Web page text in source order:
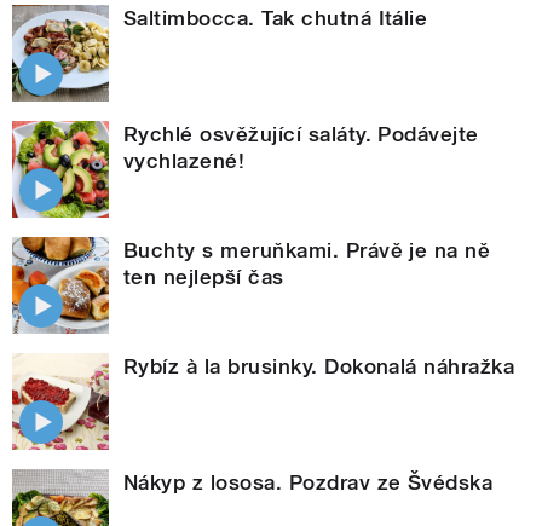
Saltimbocca. Tak chutná Itálie
Rychlé osvěžující saláty. Podávejte
vychlazené!
Buchty s meruňkami. Právě je na ně
ten nejlepší čas
Rybíz à la brusinky. Dokonalá náhražka
Nákyp z lososa. Pozdrav ze Švédska